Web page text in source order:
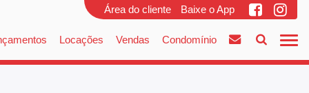
Área do cliente Baixe o App
Locações Vendas Condomínio